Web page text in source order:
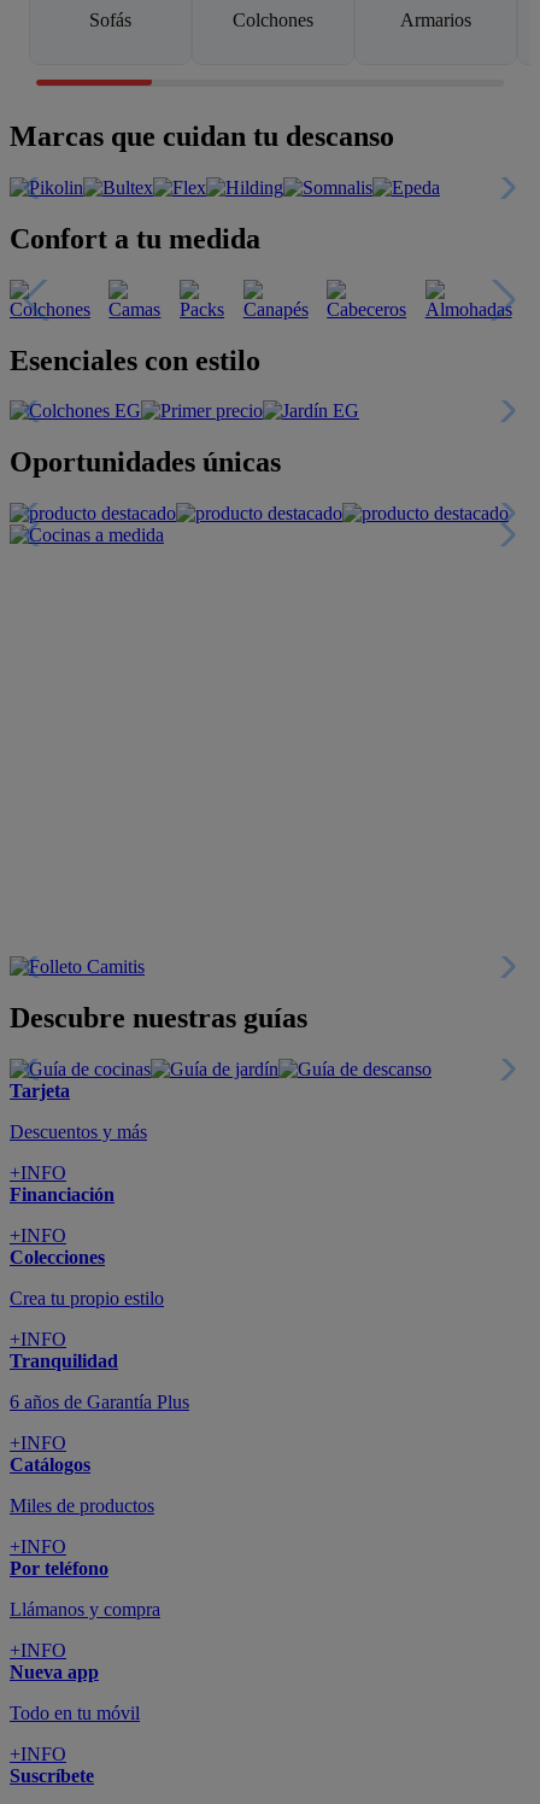
Sofás Colchones Armarios
Marcas que cuidan tu descanso
Confort a tu medida
Esenciales con estilo
Oportunidades únicas
Descubre nuestras guías
Tarjeta
Descuentos y más
+INFO
Financiación
+INFO
Colecciones
Crea tu propio estilo
+INFO
Tranquilidad
6 años de Garantía Plus
+INFO
Catálogos
Miles de productos
+INFO
Por teléfono
Llámanos y compra
+INFO
Nueva app
Todo en tu móvil
+INFO
Suscríbete